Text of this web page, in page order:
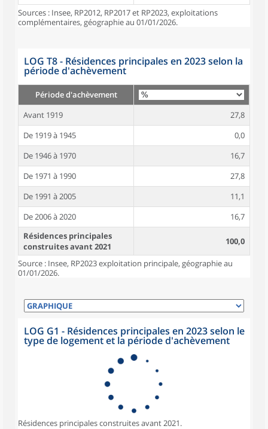
Sources : Insee, RP2012, RP2017 et RP2023, exploitations
complémentaires, géographie au 01/01/2026.
LOG T8 - Résidences principales en 2023 selon la
période d'achèvement
Période d'achèvement
Avant 1919
27,8
De 1919 à 1945
0,0
De 1946 à 1970
16,7
De 1971 à 1990
27,8
De 1991 à 2005
11,1
De 2006 à 2020
16,7
Résidences principales
construites avant 2021
100,0
Source : Insee, RP2023 exploitation principale, géographie au
01/01/2026.
LOG G1 - Résidences principales en 2023 selon le
type de logement et la période d'achèvement
Résidences principales construites avant 2021.